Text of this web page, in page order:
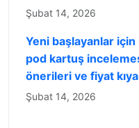
Şubat 14, 2026
Yeni başlayanlar
pod kartuş
önerileri ve fiyat
Şubat 14, 2026